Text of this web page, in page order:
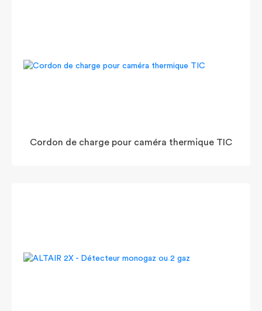
Cordon de charge pour caméra thermique TIC